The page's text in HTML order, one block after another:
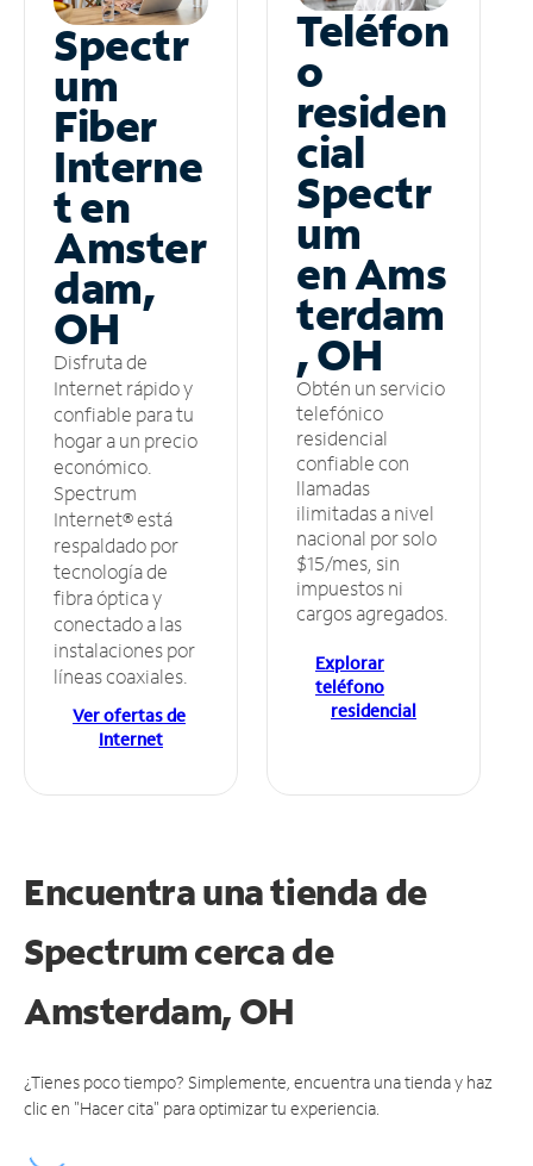
Spectr
um
Fiber
Interne
t en
Amster
dam,
OH
Disfruta de
Internet rápido y
confiable para tu
hogar a un precio
económico.
Spectrum
Internet® está
respaldado por
tecnología de
fibra óptica y
conectado a las
instalaciones por
líneas coaxiales.
Ver ofertas de
Internet
Teléfon
o
residen
cial
Spectr
um
en Ams
terdam
, OH
Obtén un servicio
telefónico
residencial
confiable con
llamadas
ilimitadas a nivel
nacional por solo
$15/mes, sin
impuestos ni
cargos agregados.
Explorar
teléfono
residencial
Encuentra una tienda de
Spectrumcerca de
Amsterdam, OH
¿Tienes poco tiempo? Simplemente, encuentra una tienda y haz
clic en "Hacer cita" para optimizar tu experiencia.